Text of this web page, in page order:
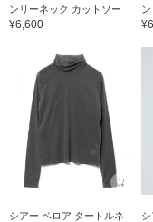
ンリーネック カットソー
¥6,600
シアー ベロア タートルネ